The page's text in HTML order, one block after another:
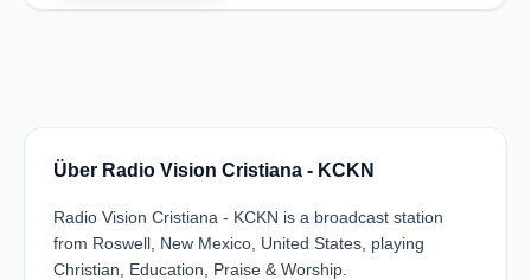
Über Radio Vision Cristiana - KCKN
Radio Vision Cristiana - KCKN is a broadcast station
from Roswell, New Mexico, United States, playing
Christian, Education, Praise & Worship.